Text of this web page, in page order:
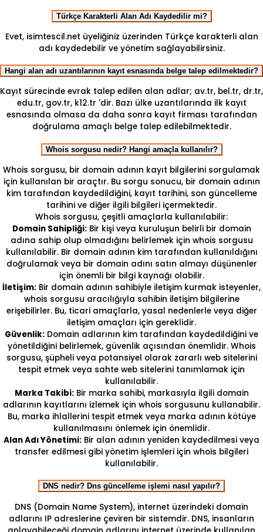
Türkçe Karakterli Alan Adı Kaydedilir mi?
Evet, isimtescil.net üyeliğiniz üzerinden Türkçe karakterli alan
adı kaydedebilir ve yönetim sağlayabilirsiniz.
Hangi alan adı uzantılarının kayıt esnasında belge talep edilmektedir?
Kayıt sürecinde evrak talep edilen alan adlar; av.tr, bel.tr, dr.tr,
edu.tr, gov.tr, k12.tr 'dir. Bazı ülke uzantılarında ilk kayıt
esnasında olmasa da daha sonra kayıt firması tarafından
doğrulama amaçlı belge talep edilebilmektedir.
Whois sorgusu nedir? Hangi amaçla kullanılır?
Whois sorgusu, bir domain adının kayıt bilgilerini sorgulamak
için kullanılan bir araçtır. Bu sorgu sonucu, bir domain adının
kim tarafından kaydedildiğini, kayıt tarihini, son güncelleme
tarihini ve diğer ilgili bilgileri içermektedir.
Whois sorgusu, çeşitli amaçlarla kullanılabilir:
Domain Sahipliği:Bir kişi veya kuruluşun belirli bir domain
adına sahip olup olmadığını belirlemek için whois sorgusu
kullanılabilir. Bir domain adının kim tarafından kullanıldığını
doğrulamak veya bir domain adını satın almayı düşünenler
için önemli bir bilgi kaynağı olabilir.
İletişim: Bir domain adının sahibiyle iletişim kurmak isteyenler,
whois sorgusu aracılığıyla sahibin iletişim bilgilerine
erişebilirler. Bu, ticari amaçlarla, yasal nedenlerle veya diğer
iletişim amaçları için gereklidir.
Güvenlik: Domain adlarının kim tarafından kaydedildiğini ve
yönetildiğini belirlemek, güvenlik açısından önemlidir. Whois
sorgusu, şüpheli veya potansiyel olarak zararlı web sitelerini
tespit etmek veya sahte web sitelerini tanımlamak için
kullanılabilir.
Marka Takibi:Bir marka sahibi, markasıyla ilgili domain
adlarının kayıtlarını izlemek için whois sorgusunu kullanabilir.
Bu, marka ihlallerini tespit etmek veya marka adının kötüye
kullanılmasını önlemek için önemlidir.
Alan Adı Yönetimi: Bir alan adının yeniden kaydedilmesi veya
transfer edilmesi gibi yönetim işlemleri için whois bilgileri
kullanılabilir.
DNS nedir? Dns güncelleme işlemi nasıl yapılır?
DNS (Domain Name System), internet üzerindeki domain
adlarını IP adreslerine çeviren bir sistemdir. DNS, insanların